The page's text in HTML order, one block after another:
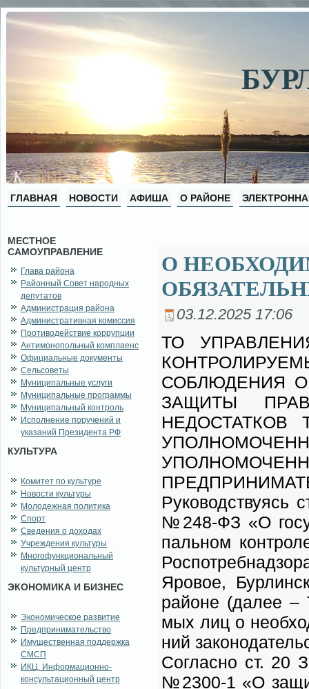
ГЛАВНАЯ НОВОСТИ АФИША О РАЙОНЕ
МЕСТНОЕ
САМОУПРАВЛЕНИЕ
Глава района
Районный Совет народных
депутатов
Администрация района
Административная комиссия
Противодействие коррупции
Антимонопольный комплаенс
Официальные документы
Сельсоветы
Муниципальные услуги
Муниципальные программы
Муниципальный контроль
Исполнение поручений и
указаний Президента РФ
КУЛЬТУРА
Комитет по культуре
Новости культуры
Молодежная политика
Спорт
Сведения о доходах
Учреждения культуры
Многофункциональный
культурный центр
ЭКОНОМИКА И БИЗНЕС
Экономическое развитие
Предпринимательство
Имущественная поддержка
СМСП
ИКЦ. Информационно-
консультационный центр
О
03.12.2025 17:06
ТО
СОБЛЮДЕНИЯ
ЗАЩИТЫ
НЕДОСТАТКОВ
Ру­ко­вод­ству­ясь
№248-ФЗ «О
паль­ном
Яро­вое,
рай­оне (да­лее –
мых лиц о
ний
Со­глас­но ст. 20
№2300-1 «О